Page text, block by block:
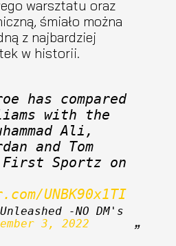
warsztatu oraz
śmiało można
z najbardziej
w historii.
has compared
with the
Ali,
and Tom
First Sportz on
UNBK90x1TI
-NO DM's
3, 2022